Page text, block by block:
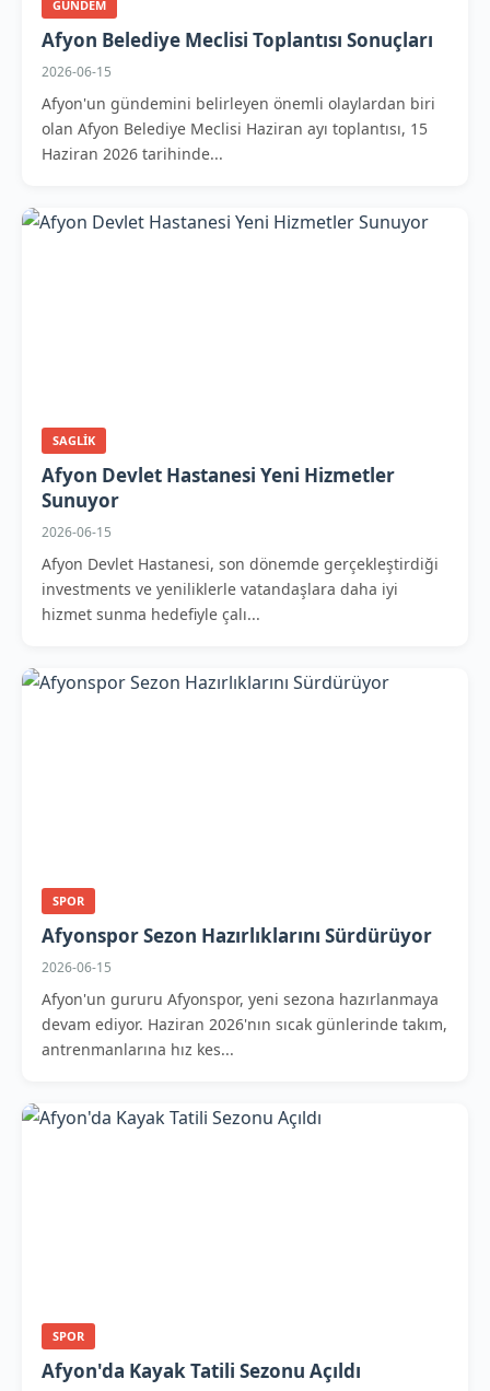
GUNDEM
Afyon Belediye Meclisi Toplantısı Sonuçları
2026-06-15
Afyon'un gündemini belirleyen önemli olaylardan biri
olan Afyon Belediye Meclisi Haziran ayı toplantısı, 15
Haziran 2026 tarihinde...
SAGLIK
Afyon Devlet Hastanesi Yeni Hizmetler
Sunuyor
2026-06-15
Afyon Devlet Hastanesi, son dönemde gerçekleştirdiği
investments ve yeniliklerle vatandaşlara daha iyi
hizmet sunma hedefiyle çalı...
SPOR
Afyonspor Sezon Hazırlıklarını Sürdürüyor
2026-06-15
Afyon'un gururu Afyonspor, yeni sezona hazırlanmaya
devam ediyor. Haziran 2026'nın sıcak günlerinde takım,
antrenmanlarına hız kes...
SPOR
Afyon'da Kayak Tatili Sezonu Açıldı